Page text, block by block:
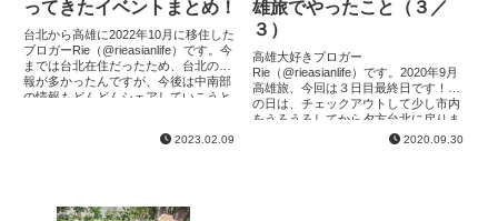
ってきたイベントまとめ！
台北から高雄に2022年10月に移住した
ブロガーRie（@rieasianlife）です。今
までは台北在住だったため、台北の情
報が多かったんですが、今後は中南部
の情報もどんどんシェアしていこうと
2023.02.09
雄旅でやったこと（３／
３）
高雄大好きブロガー
Rie（@rieasianlife）です。2020年9月
高雄旅、今回は３日目最終日です！こ
の日は、チェックアウトして少し市内
をうろうろしてから夕方台北に戻りま
した！他の記事はこちら 2020年9月高
2020.09.30